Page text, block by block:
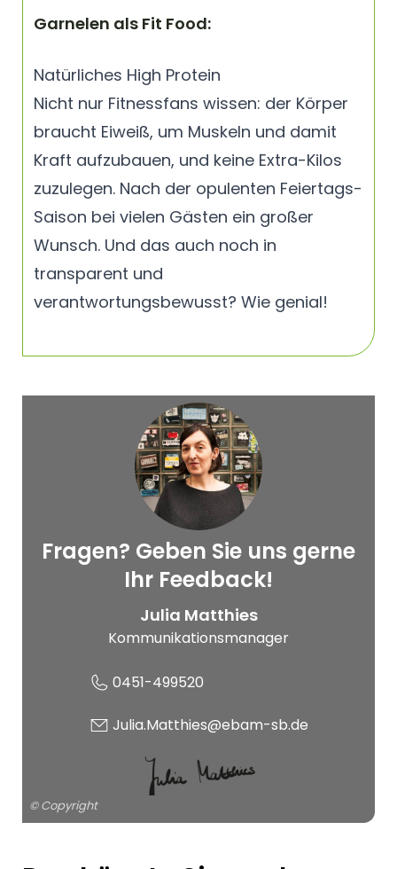
Natürliches High Protein
Nicht nur Fitnessfans wissen: der Körper
braucht Eiweiß, um Muskeln und damit
Kraft aufzubauen, und keine Extra-Kilos
zuzulegen. Nach der opulenten Feiertags-
Saison bei vielen Gästen ein großer
Wunsch. Und das auch noch in
transparent und
verantwortungsbewusst? Wie genial!
Garnelen als Fit Food:
© Copyright
Fragen? Geben Sie uns gerne
Ihr Feedback!
Julia Matthies
Kommunikationsmanager
0451-499520
Julia.Matthies@ebam-sb.de
© Copyright